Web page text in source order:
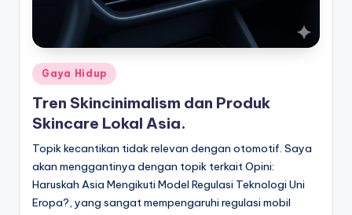
Posted
in
Gaya Hidup
Tren Skincinimalism dan Produk
Skincare Lokal Asia.
Topik kecantikan tidak relevan dengan otomotif. Saya
akan menggantinya dengan topik terkait Opini:
Haruskah Asia Mengikuti Model Regulasi Teknologi Uni
Eropa?, yang sangat mempengaruhi regulasi mobil